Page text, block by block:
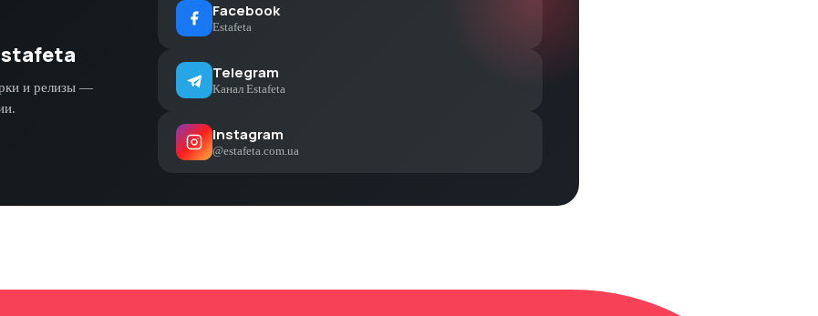
и релизы —
Facebook
Estafeta
Telegram
Канал Estafeta
Instagram
@estafeta.com.ua